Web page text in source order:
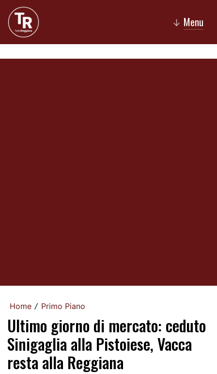
↓ Menu
Home / Primo Piano
Ultimo giorno di mercato: ceduto
Sinigaglia alla Pistoiese, Vacca
resta alla Reggiana